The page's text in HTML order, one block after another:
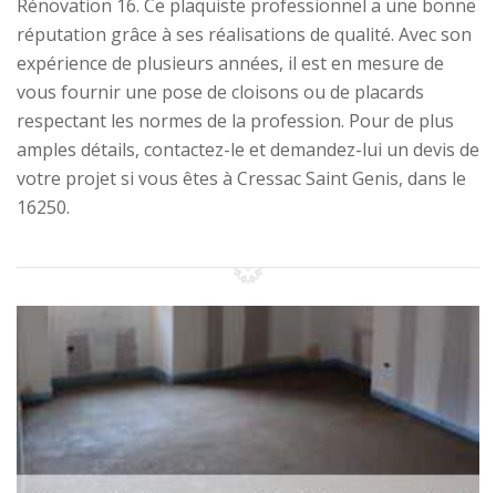
Rénovation 16. Ce plaquiste professionnel a une bonne
réputation grâce à ses réalisations de qualité. Avec son
expérience de plusieurs années, il est en mesure de
vous fournir une pose de cloisons ou de placards
respectant les normes de la profession. Pour de plus
amples détails, contactez-le et demandez-lui un devis de
votre projet si vous êtes à Cressac Saint Genis, dans le
16250.